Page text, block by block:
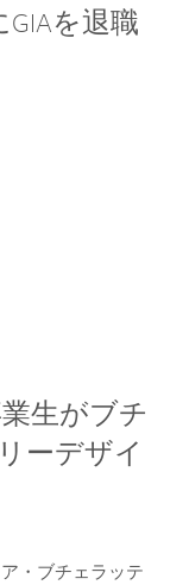
を退職
生がブチ
ーデザイ
・ブチェラッテ